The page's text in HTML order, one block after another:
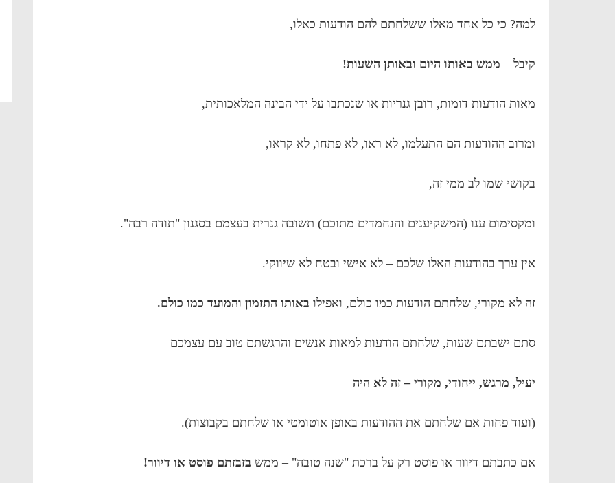
למה? כי כל אחד מאלו ששלחתם להם הודעות כאלו,
קיבל – ממש באותו היום ובאותן השעות! –
מאות הודעות דומות, רובן גנריות או שנכתבו על ידי הבינה המלאכותית,
ומרוב ההודעות הם התעלמו, לא ראו, לא פתחו, לא קראו,
בקושי שמו לב ממי זה,
ומקסימום ענו (המשקיענים והנחמדים מתוכם) תשובה גנרית בעצמם בסגנון "תודה רבה".
אין ערך בהודעות האלו שלכם – לא אישי ובטח לא שיווקי.
זה לא מקורי, שלחתם הודעות כמו כולם, ואפילו באותו התזמון והמועד כמו כולם.
סתם ישבתם שעות, שלחתם הודעות למאות אנשים והרגשתם טוב עם עצמכם
יעיל, מרגש, ייחודי, מקורי – זה לא היה
(ועוד פחות אם שלחתם את ההודעות באופן אוטומטי או שלחתם בקבוצות).
אם כתבתם דיוור או פוסט רק על ברכת "שנה טובה" – ממש בזבזתם פוסט או דיוור!